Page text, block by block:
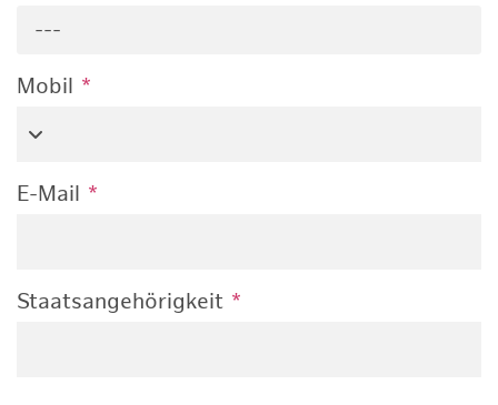
---
Mobil *
E-Mail *
Staatsangehörigkeit *